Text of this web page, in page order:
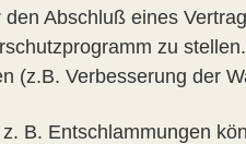
Abschluß eines
zu
(z.B. Verbesserung der
B. Entschlammungen